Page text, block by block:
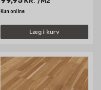
Kun online
Læg i kurv